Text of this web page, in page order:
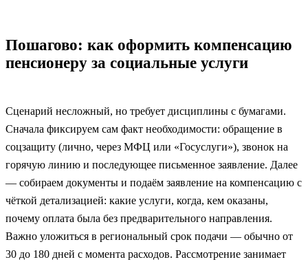
Пошагово: как оформить компенсацию
пенсионеру за социальные услуги
Сценарий несложный, но требует дисциплины с бумагами.
Сначала фиксируем сам факт необходимости: обращение в
соцзащиту (лично, через МФЦ или «Госуслуги»), звонок на
горячую линию и последующее письменное заявление. Далее
— собираем документы и подаём заявление на компенсацию с
чёткой детализацией: какие услуги, когда, кем оказаны,
почему оплата была без предварительного направления.
Важно уложиться в региональный срок подачи — обычно от
30 до 180 дней с момента расходов. Рассмотрение занимает